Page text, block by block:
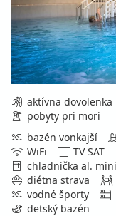
aktívna dovolenka
pobyty pri mori
bazén vonkajší
WiFi
TV SAT
chladnička al.
diétna strava
vodné športy
detský bazén